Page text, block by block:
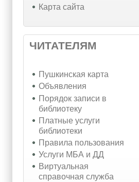
Карта сайта
ЧИТАТЕЛЯМ
Пушкинская карта
Объявления
Порядок записи в
библиотеку
Платные услуги
библиотеки
Правила пользования
Услуги МБА и ДД
Виртуальная
справочная служба